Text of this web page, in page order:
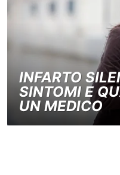
INFARTO
SINTOMI E
UN MEDICO